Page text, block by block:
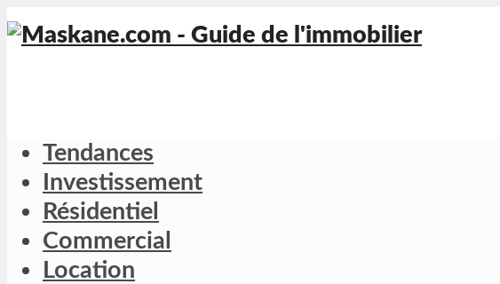
Tendances
Investissement
Résidentiel
Commercial
Location